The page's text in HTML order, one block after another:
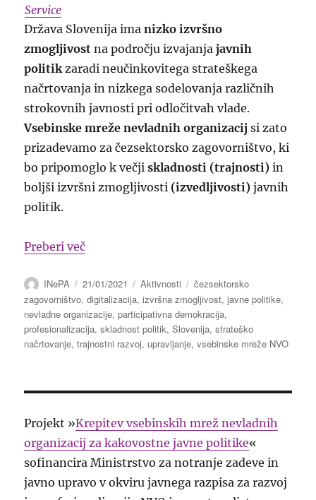
Service
Država Slovenija imanizko izvršno
zmogljivost na področju izvajanjajavnih
politik zaradi neučinkovitega strateškega
načrtovanja in nizkega sodelovanja različnih
strokovnih javnosti pri odločitvah vlade.
Vsebinske mreže nevladnih organizacij si zato
prizadevamo za čezsektorsko zagovorništvo, ki
bo pripomoglo k večjiskladnosti (trajnosti)in
boljši izvršni zmogljivosti (izvedljivosti) javnih
politik.
Preberi več“Vloga vsebinskih mrež NVO pri
Avtor
INePA
Objavljeno
dne
21/01/2021 Kategorije
Aktivnosti Oznake
čezsektorsko
zagovorništvo,digitalizacija,izvršna zmogljivost,javne politike,
nevladne organizacije,participativna demokracija,
profesionalizacija,skladnost politik,Slovenija,strateško
načrtovanje,trajnostni razvoj, upravljanje,vsebinske mreže NVO
Projekt »Krepitev vsebinskih mrež nevladnih
organizacij za kakovostne javne politike«
sofinancira Ministrstvo za notranje zadeve in
javno upravo v okviru javnega razpisa za razvoj